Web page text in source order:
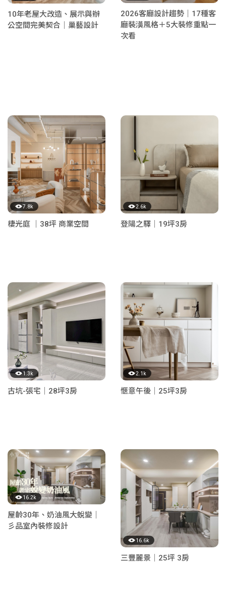
10年老屋大改造、展示與辦
公空間完美契合｜巢藝設計
2026客廳設計趨勢｜17種客
廳裝潢風格＋5大裝修重點一
次看
7.8k
棲光庭 ｜38坪 商業空間
2.6k
登陽之驛｜19坪3房
1.3k
古坑-張宅｜28坪3房
2.1k
愜意午後｜25坪3房
16.2k
屋齡30年、奶油風大蛻變｜
彡品室內裝修設計
16.6k
三豐麗景｜25坪 3房